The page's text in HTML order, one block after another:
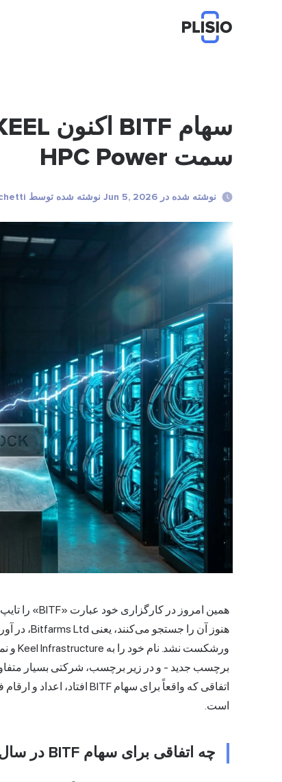
سمت HPC Power
نوشته شده در Jun 5, 2026 نوشته شده توسط Marco Lucchetti
برچسب جدید - و در زیر برچسب، شرکتی بسیار متفاوت
است.
چه اتفاقی برای سهام BITF در سال 2026 افتاد؟